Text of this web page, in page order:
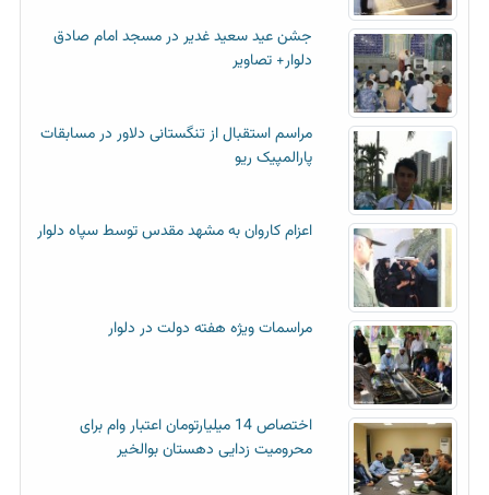
جشن عید سعید غدیر در مسجد امام صادق
دلوار+ تصاویر
مراسم استقبال از تنگستانی دلاور در مسابقات
پارالمپیک ریو
اعزام کاروان به مشهد مقدس توسط سپاه دلوار
مراسمات ویژه هفته دولت در دلوار
اختصاص 14 میلیارتومان اعتبار وام برای
محرومیت زدایی دهستان بوالخیر